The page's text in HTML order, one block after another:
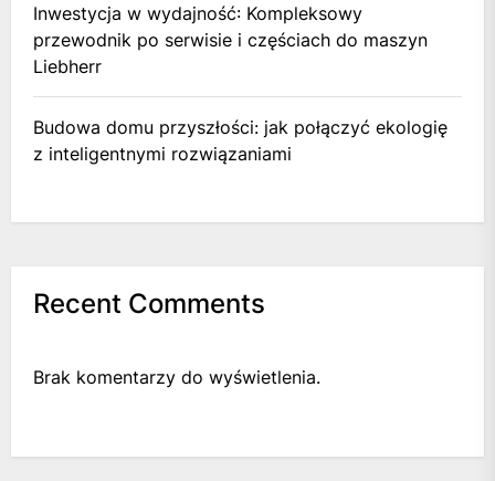
Inwestycja w wydajność: Kompleksowy
przewodnik po serwisie i częściach do maszyn
Liebherr
Budowa domu przyszłości: jak połączyć ekologię
z inteligentnymi rozwiązaniami
Recent Comments
Brak komentarzy do wyświetlenia.